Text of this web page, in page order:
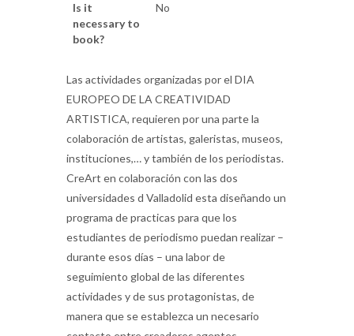
Is it
necessary to
book?
No
Las actividades organizadas por el DIA
EUROPEO DE LA CREATIVIDAD
ARTISTICA, requieren por una parte la
colaboración de artistas, galeristas, museos,
instituciones,… y también de los periodistas.
CreArt en colaboración con las dos
universidades d Valladolid esta diseñando un
programa de practicas para que los
estudiantes de periodismo puedan realizar –
durante esos días – una labor de
seguimiento global de las diferentes
actividades y de sus protagonistas, de
manera que se establezca un necesario